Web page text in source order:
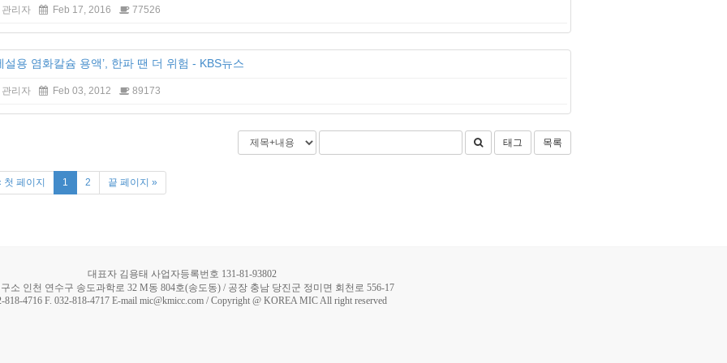
관리자 Feb 17, 2016 77526
설용 염화칼슘 용액’, 한파 땐 더 위험 - KBS뉴스
관리자 Feb 03, 2012 89173
태그 목록
첫 페이지 1 2 끝 페이지 »
대표자 김용태 사업자등록번호 131-81-93802
소 인천 연수구 송도과학로 32 M동 804호(송도동) / 공장 충남 당진군 정미면 회천로 556-17
818-4716 F. 032-818-4717 E-mail mic@kmicc.com / Copyright @ KOREA MIC All right reserved